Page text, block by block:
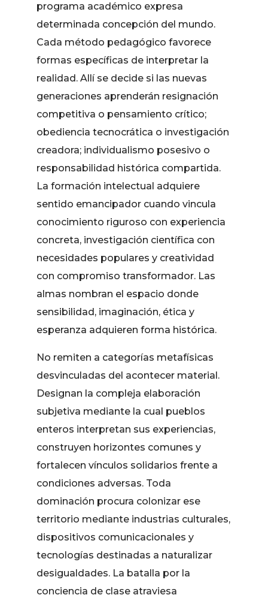
programa académico expresa
determinada concepción del mundo.
Cada método pedagógico favorece
formas específicas de interpretar la
realidad. Allí se decide si las nuevas
generaciones aprenderán resignación
competitiva o pensamiento crítico;
obediencia tecnocrática o investigación
creadora; individualismo posesivo o
responsabilidad histórica compartida.
La formación intelectual adquiere
sentido emancipador cuando vincula
conocimiento riguroso con experiencia
concreta, investigación científica con
necesidades populares y creatividad
con compromiso transformador. Las
almas nombran el espacio donde
sensibilidad, imaginación, ética y
esperanza adquieren forma histórica.
No remiten a categorías metafísicas
desvinculadas del acontecer material.
Designan la compleja elaboración
subjetiva mediante la cual pueblos
enteros interpretan sus experiencias,
construyen horizontes comunes y
fortalecen vínculos solidarios frente a
condiciones adversas. Toda
dominación procura colonizar ese
territorio mediante industrias culturales,
dispositivos comunicacionales y
tecnologías destinadas a naturalizar
desigualdades. La batalla por la
conciencia de clase atraviesa